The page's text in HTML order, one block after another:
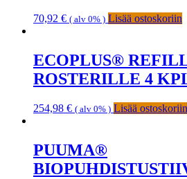
70,92 € ( alv 0% ) Lisää ostoskoriin
ECOPLUS®
ROSTERILLE 4
254,98 € ( alv 0% ) Lisää ostoskoriin
PUUMA®